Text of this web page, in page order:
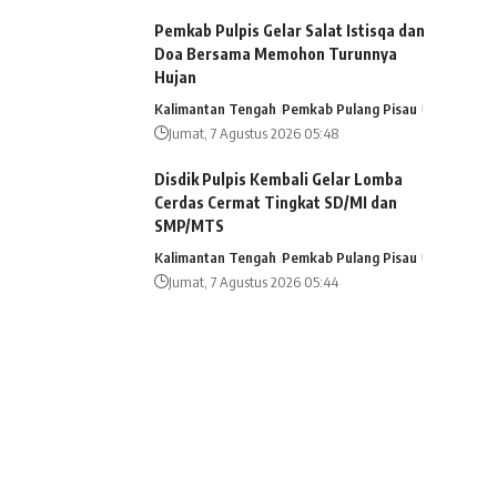
Pemkab Pulpis Gelar Salat Istisqa dan
Doa Bersama Memohon Turunnya
Hujan
Kalimantan Tengah Pemkab Pulang Pisau
Jumat, 7 Agustus 2026 05:48
Disdik Pulpis Kembali Gelar Lomba
Cerdas Cermat Tingkat SD/MI dan
SMP/MTS
Kalimantan Tengah Pemkab Pulang Pisau
Jumat, 7 Agustus 2026 05:44